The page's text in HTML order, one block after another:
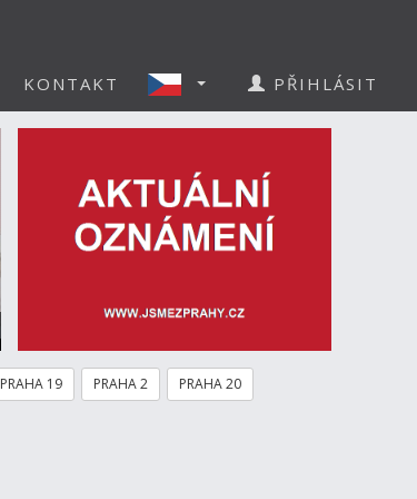
KONTAKT PŘIHLÁSIT
PRAHA 19 PRAHA 2 PRAHA 20